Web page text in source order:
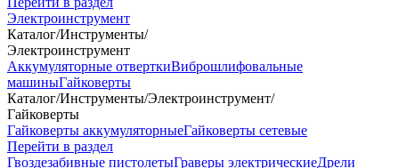
Электроинструмент
Каталог/Инструменты/
Электроинструмент
Аккумуляторные отверткиВиброшлифовальные
машиныГайковерты
Каталог/Инструменты/Электроинструмент/
Гайковерты
Гайковерты аккумуляторныеГайковерты сетевые
Перейти в раздел
Гвоздезабивные пистолетыГраверы электрическиеДрели